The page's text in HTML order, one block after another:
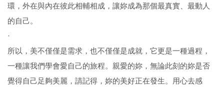
環，外在與內在彼此相輔相成，讓妳成為那個最真實、最動人
的自己。
·
所以，美不僅僅是需求，也不僅僅是成就，它更是一種過程，
一種讓我們學會愛自己的旅程。親愛的妳，無論此刻的妳是否
覺得自己足夠美麗，請記得，妳的美好正在發生。用心去感